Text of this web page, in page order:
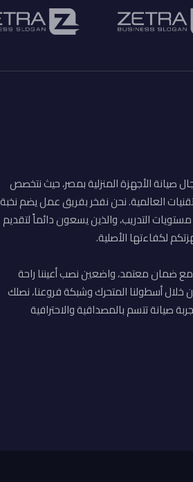
صيانة الأجهزة المنزلية بمصر، حيث نتخصص
العالمية. نحن نفخر بفريق عمل يضم نخبة
التدريب، والذين يسعون دائماً لتقديم
لكفاءتها الأصلية.
مع ضمان معتمد، واضعين نصب أعيننا راحة
أسطولنا المتحرك وشبكة فروعنا، نصلك
صيانة تتسم بالمصداقية والاحترافية